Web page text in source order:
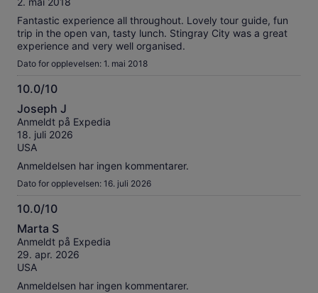
Fantastic experience all throughout. Lovely tour guide, fun
trip in the open van, tasty lunch. Stingray City was a great
experience and very well organised.
Dato for opplevelsen: 1. mai 2018
10.0/10
10.0
av
10
Joseph J
Anmeldt på Expedia
18. juli 2026
USA
Anmeldelsen har ingen kommentarer.
Dato for opplevelsen: 16. juli 2026
10.0/10
10.0
av
10
Marta S
Anmeldt på Expedia
29. apr. 2026
USA
Anmeldelsen har ingen kommentarer.